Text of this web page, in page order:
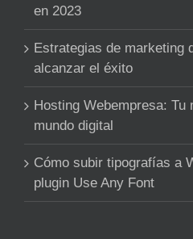
en 2023
Estrategias de marketing
alcanzar el éxito
Hosting Webempresa: Tu
mundo digital
Cómo subir tipografías a
plugin Use Any Font